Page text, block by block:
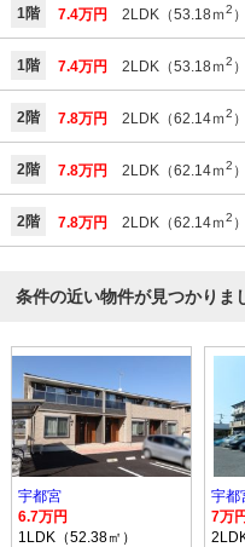
1階 7.4万円 2LDK（53.18ｍ2 ）
1階 7.4万円 2LDK（53.18ｍ2 ）
2階 7.8万円 2LDK（62.14ｍ2 ）
2階 7.8万円 2LDK（62.14ｍ2 ）
2階 7.8万円 2LDK（62.14ｍ2 ）
条件の近い物件が見つかりま
宇都宮
6.7万円
1LDK（52.38㎡）
宇都
7万